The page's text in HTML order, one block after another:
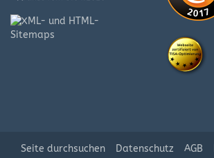
HTML-
Sitemap
Seite durchsuchen Datenschutz AGB